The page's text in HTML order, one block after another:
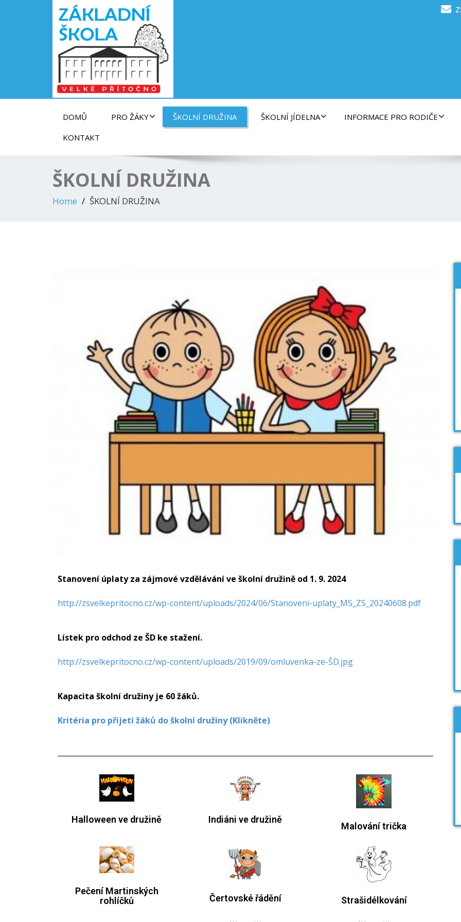
Základní škola ve Velkém Přítočně
DOMŮ PRO ŽÁKY ŠKOLNÍ DRUŽINA ŠKOLNÍ JÍDELNA
INFORMACE PRO RODIČE
KONTAKT
ŠKOLNÍ DRUŽINA
Home ŠKOLNÍ DRUŽINA
Stanovení úplaty za zájmové vzdělávání ve školní družině od 1. 9. 2024
http://zsvelkepritocno.cz/wp-content/uploads/2024/06/Stanoveni-uplaty_MS_ZS_20240608.pdf
Lístek pro odchod ze ŠD ke stažení.
http://zsvelkepritocno.cz/wp-content/uploads/2019/09/omluvenka-ze-ŠD.jpg
Kapacita školní družiny je 60 žáků.
Kritéria pro přijetí žáků do školní družiny (Klikněte)
Halloween ve družině Indiáni ve družině
Malování trička
Pečení Martinských
rohlíčků
Čertovské řádění Strašidélkování